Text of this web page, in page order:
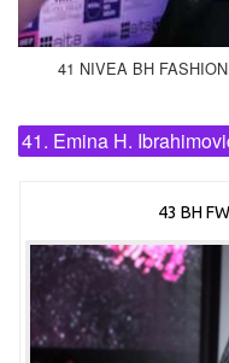
41 NIVEA BH
41. Emina H.
43 BH